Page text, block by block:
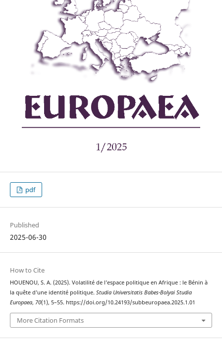
pdf
Published
2025-06-30
How to Cite
HOUENOU, S. A. (2025). Volatilité de l’espace politique en Afrique : le Bénin à
la quête d’une identité politique. Studia Universitatis Babes-Bolyai Studia
Europaea, 70(1), 5–55. https://doi.org/10.24193/subbeuropaea.2025.1.01
More Citation Formats